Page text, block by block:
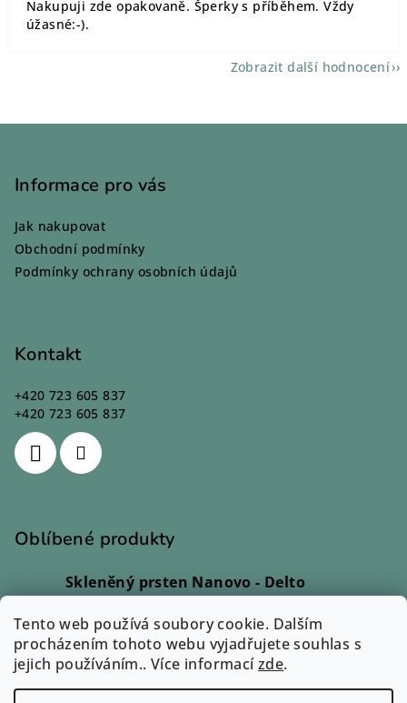
Tento web používá soubory cookie. Dalším
procházením tohoto webu vyjadřujete souhlas s
jejich používáním.. Více informacízde.
Nakupuji zde opakovaně. Šperky s příběhem. Vždy
úžasné:-).
Zobrazit další hodnocení
Informace pro vás
Jak nakupovat
Obchodní podmínky
Podmínky ochrany osobních údajů
Kontakt
+420 723 605 837
+420 723 605 837
Oblíbené produkty
Skleněný prsten Nanovo - Delto
Skleněný prsten - Lio
Hodnocení produktu je 5 z 5 hvězdiček.
| Monika Svobodová
Skleněný prsten - Rono